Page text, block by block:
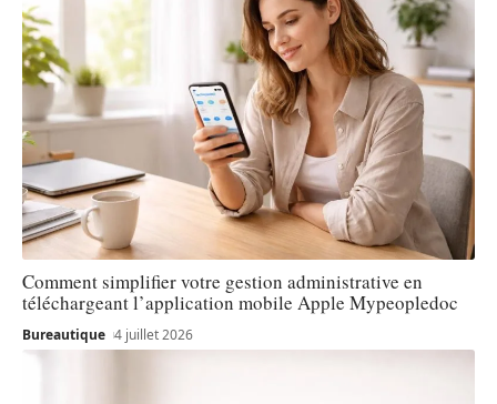
Comment simplifier votre gestion administrative en
téléchargeant l’application mobile Apple Mypeopledoc
Bureautique 4 juillet 2026